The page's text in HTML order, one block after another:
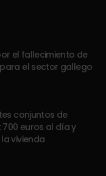
el fallecimiento de
el sector gallego
conjuntos de
euros al día y
vivienda